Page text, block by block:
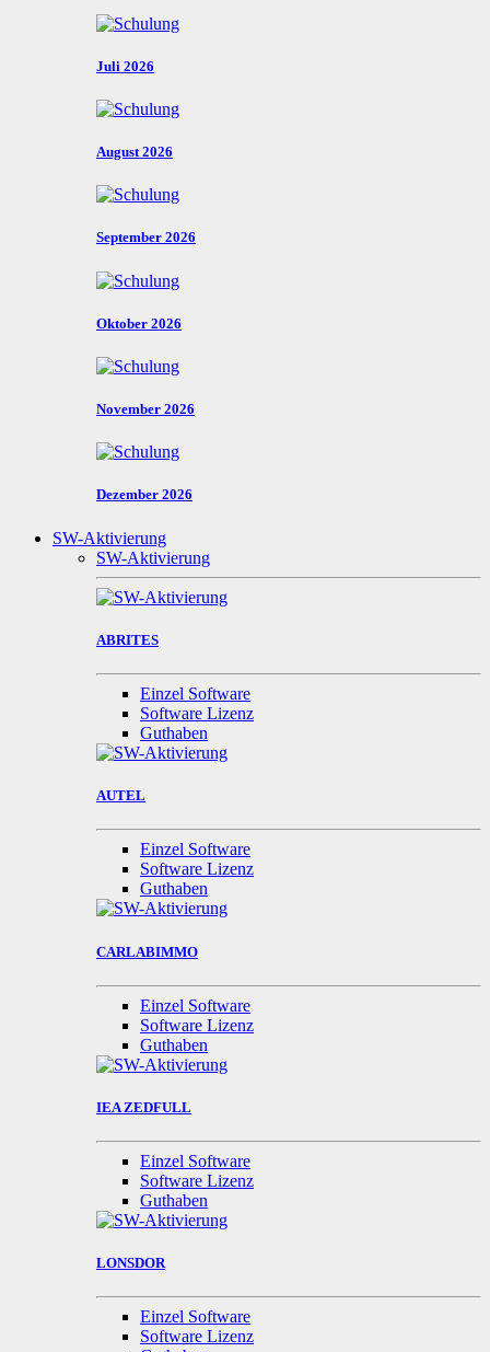
Juli 2026
August 2026
September 2026
Oktober 2026
November 2026
Dezember 2026
SW-Aktivierung
SW-Aktivierung
ABRITES
Einzel Software
Software Lizenz
Guthaben
AUTEL
Einzel Software
Software Lizenz
Guthaben
CARLABIMMO
Einzel Software
Software Lizenz
Guthaben
IEA ZEDFULL
Einzel Software
Software Lizenz
Guthaben
LONSDOR
Einzel Software
Software Lizenz